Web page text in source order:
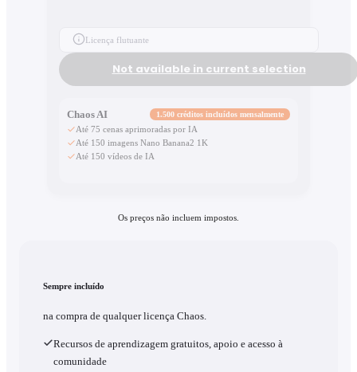
Licença flutuante
Not available in current selection
Chaos AI 1.500 créditos incluídos mensalmente
Até 75 cenas aprimoradas por IA
Até 150 imagens Nano Banana2 1K
Até 150 vídeos de IA
Os preços não incluem impostos.
Sempre incluído
na compra de qualquer licença Chaos.
Recursos de aprendizagem gratuitos, apoio e acesso à
comunidade